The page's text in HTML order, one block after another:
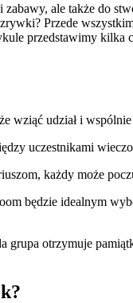
ale także do
Przede
przedstawimy
wziąć udział i
uczestnikami
każdy może
będzie idealnym
grupa otrzymuje